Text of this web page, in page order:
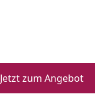
Jetzt zum Angebot